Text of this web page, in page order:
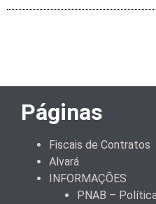
Páginas
Fiscais de Contratos
Alvará
INFORMAÇÕES
PNAB –